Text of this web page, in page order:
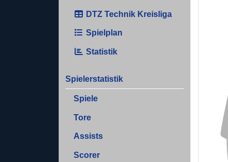
DTZ Technik Kreisliga
Spielplan
Statistik
Spielerstatistik
Spiele
Tore
Assists
Scorer